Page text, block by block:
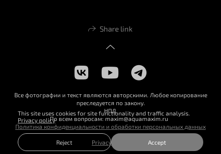
Share link
Все фотографии и текст являются авторскими. Любое копирование
преследуется по закону.
НПД
По всем вопросам: maxim@aquamaxim.ru
Политика конфиденциальности и обработки персональных данных
Privacy policy
This site uses cookies for site functionality and traffic analysis.
Privacy policy
Reject Accept